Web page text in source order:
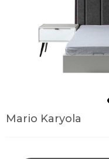
Mario Karyola